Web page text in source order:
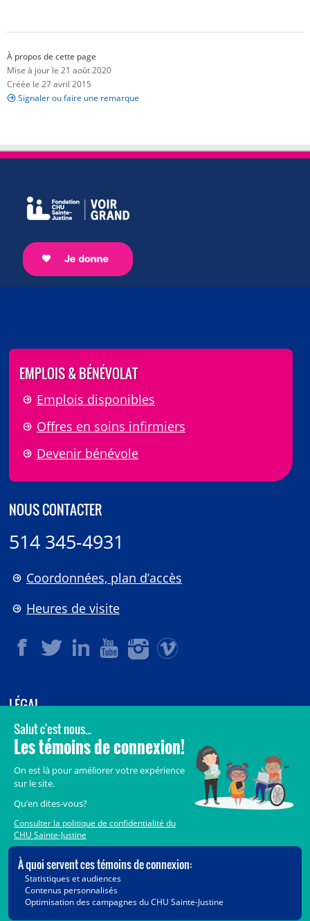
À propos de cette page
Mise à jour le 21 août 2020
Créée le 27 avril 2015
Signaler ou faire une remarque
EMPLOIS & BÉNÉVOLAT
Emplois disponibles
Offres en soins infirmiers
Devenir bénévole
NOUS CONTACTER
514 345-4931
Coordonnées, plan d’accès
Heures de visite
LÉGAL
© 2006-2026CHU Sainte-Justine.
Tous droits réservés.
Crédits
Accès aux documents des organismes publics